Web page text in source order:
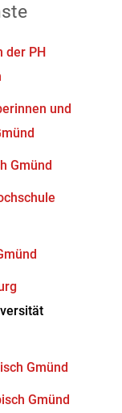
der PH
und
Gmünd
Gmünd
Gmünd